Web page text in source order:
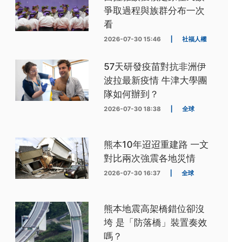
爭取過程與族群分布一次
看
2026-07-30 15:46 社福人權
57天研發疫苗對抗非洲伊
波拉最新疫情 牛津大學團
隊如何辦到？
2026-07-30 18:38 全球
熊本10年迢迢重建路 一文
對比兩次強震各地災情
2026-07-30 16:37 全球
熊本地震高架橋錯位卻沒
垮 是「防落橋」裝置奏效
嗎？